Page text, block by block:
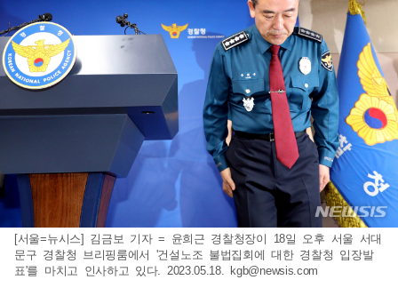
[서울=뉴시스] 김금보 기자 = 윤희근 경찰청장이 18일 오후 서울 서대
문구 경찰청 브리핑룸에서 '건설노조 불법집회에 대한 경찰청 입장발
표'를 마치고 인사하고 있다. 2023.05.18. kgb@newsis.com